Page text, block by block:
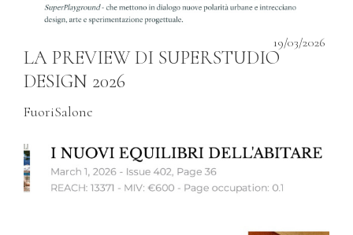
19/03/2026
LA PREVIEW DI SUPERSTUDIO
DESIGN 2026
FuoriSalone